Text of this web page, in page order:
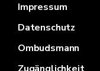
Impressum
Datenschutz
Ombudsmann